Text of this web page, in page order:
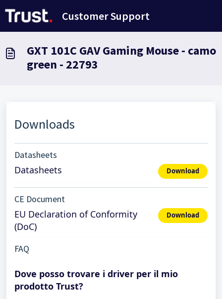
Customer Support
GXT 101C GAV Gaming Mouse - camo
green - 22793
Downloads
Datasheets
Datasheets Download
CE Document
EU Declaration of Conformity
(DoC)
Download
FAQ
Dove posso trovare i driver per il mio
prodotto Trust?